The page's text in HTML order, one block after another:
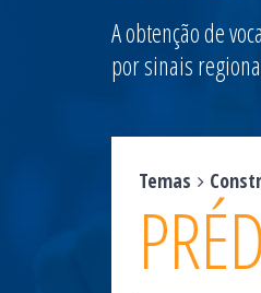
A obtenção de
por sinais
Temas